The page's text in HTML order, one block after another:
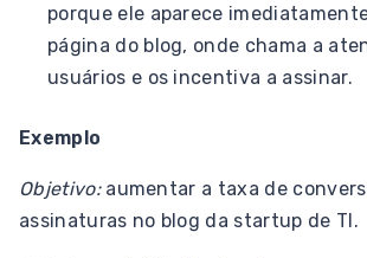
porque ele aparece
página do blog, onde chama a
usuários e os incentiva a assinar.
Exemplo
Objetivo:aumentar a taxa de
assinaturas no blog da startup de TI.